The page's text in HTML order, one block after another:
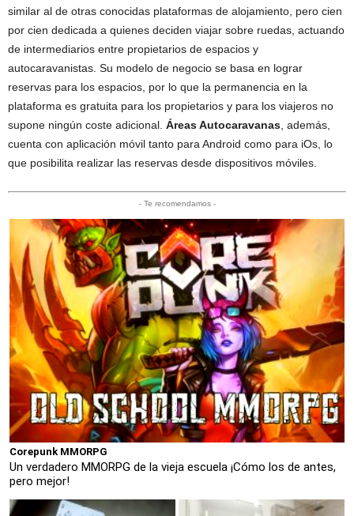
similar al de otras conocidas plataformas de alojamiento, pero cien
por cien dedicada a quienes deciden viajar sobre ruedas, actuando
de intermediarios entre propietarios de espacios y
autocaravanistas. Su modelo de negocio se basa en lograr
reservas para los espacios, por lo que la permanencia en la
plataforma es gratuita para los propietarios y para los viajeros no
supone ningún coste adicional. Áreas Autocaravanas, además,
cuenta con aplicación móvil tanto para Android como para iOs, lo
que posibilita realizar las reservas desde dispositivos móviles.
- Te recomendamos -
Corepunk MMORPG
Un verdadero MMORPG de la vieja escuela ¡Cómo los de antes,
pero mejor!